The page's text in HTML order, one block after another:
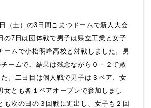
（土）の3日間こまつドームで新人大会
の7日は団体戦で男子は県立工業と女子
ームで小松明峰高校と対戦しました。男
ームで、結果は残念ながら０－２で敗
。二日目は個人戦で男子は３ペア、女
女とも各１ペアオープンで参加しまし
も次の日の３回戦に進出し、女子も２回